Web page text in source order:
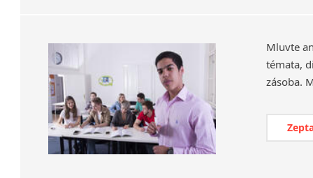
Mluvte
témata,